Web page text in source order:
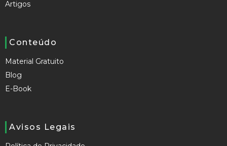
Artigos
Conteúdo
Material Gratuito
Blog
E-Book
Avisos Legais